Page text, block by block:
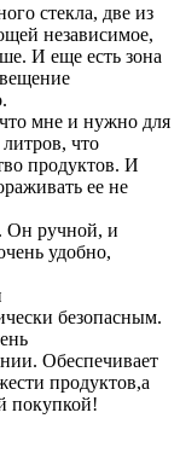
стекла, две из
независимое,
И еще есть зона
мне и нужно для
что
продуктов. И
ее не
Он ручной, и
удобно,
безопасным.
Обеспечивает
продуктов,а
покупкой!